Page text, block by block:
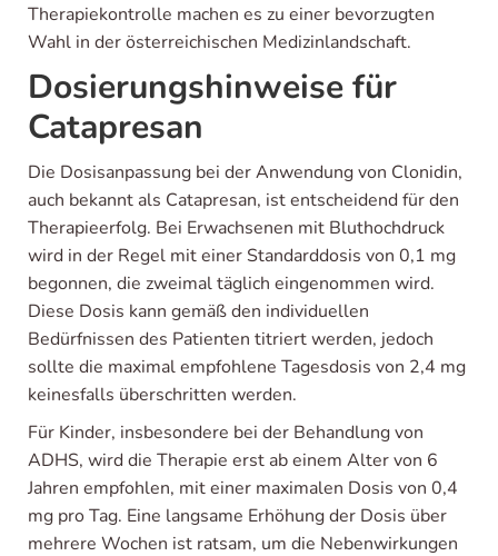
Therapiekontrolle machen es zu einer bevorzugten
Wahl in der österreichischen Medizinlandschaft.
Dosierungshinweise für
Catapresan
Die Dosisanpassung bei der Anwendung von Clonidin,
auch bekannt als Catapresan, ist entscheidend für den
Therapieerfolg. Bei Erwachsenen mit Bluthochdruck
wird in der Regel mit einer Standarddosis von 0,1 mg
begonnen, die zweimal täglich eingenommen wird.
Diese Dosis kann gemäß den individuellen
Bedürfnissen des Patienten titriert werden, jedoch
sollte die maximal empfohlene Tagesdosis von 2,4 mg
keinesfalls überschritten werden.
Für Kinder, insbesondere bei der Behandlung von
ADHS, wird die Therapie erst ab einem Alter von 6
Jahren empfohlen, mit einer maximalen Dosis von 0,4
mg pro Tag. Eine langsame Erhöhung der Dosis über
mehrere Wochen ist ratsam, um die Nebenwirkungen